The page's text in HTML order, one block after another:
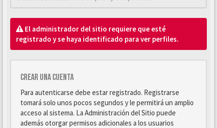
El administrador del sitio requiere que esté
registrado y se haya identificado para ver perfiles.
Crear una cuenta
Para autenticarse debe estar registrado. Registrarse
tomará solo unos pocos segundos y le permitirá un amplio
acceso al sistema. La Administración del Sitio puede
además otorgar permisos adicionales a los usuarios